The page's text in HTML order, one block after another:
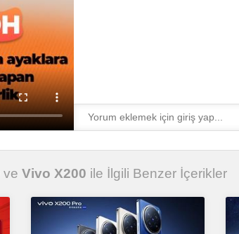
ve Vivo X200 ile İlgili Benzer İçerikler